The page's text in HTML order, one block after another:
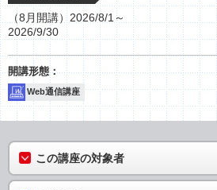
（8月開講）2026/8/1～
2026/9/30
Web通信講座
この講座の対象者